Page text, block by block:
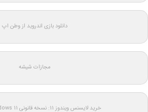
دانلود بازی اندروید از وطن اپ
مجازات شیشه
خرید لایسنس ویندوز 11: نسخه قانونی Windows 11 اورجینال